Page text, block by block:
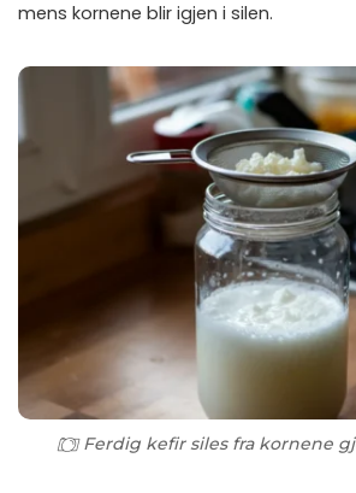
mens kornene blir igjen i silen.
Ferdig kefir siles fra kornene